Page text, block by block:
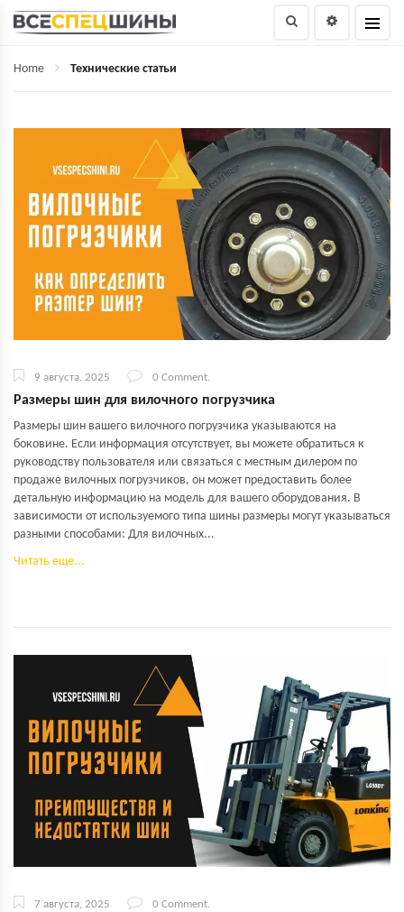
Home Технические статьи
9 августа, 2025 0 Comment.
Размеры шин для вилочного погрузчика
Размеры шин вашего вилочного погрузчика указываются на
боковине. Если информация отсутствует, вы можете обратиться к
руководству пользователя или связаться с местным дилером по
продаже вилочных погрузчиков, он может предоставить более
детальную информацию на модель для вашего оборудования. В
зависимости от используемого типа шины размеры могут указываться
разными способами: Для вилочных...
Читать еще...
7 августа, 2025 0 Comment.